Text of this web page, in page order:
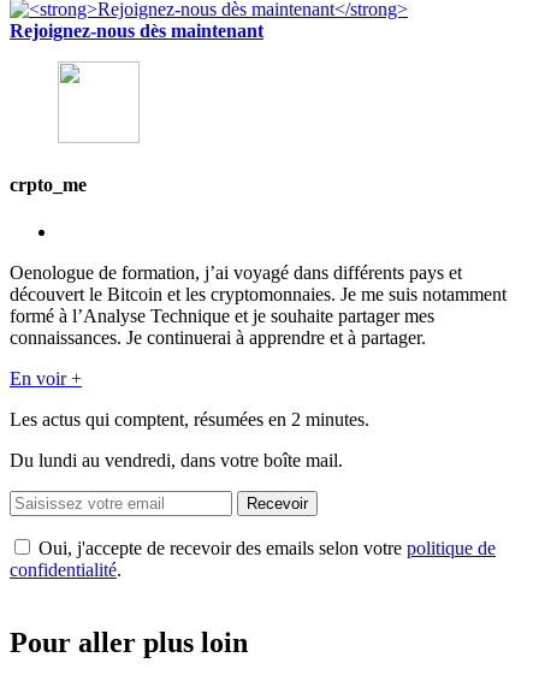
Rejoignez-nous dès maintenant
crpto_me
Oenologue de formation, j’ai voyagé dans différents pays et
découvert le Bitcoin et les cryptomonnaies. Je me suis notamment
formé à l’Analyse Technique et je souhaite partager mes
connaissances. Je continuerai à apprendre et à partager.
En voir +
Les actus qui comptent, résumées en 2 minutes.
Du lundi au vendredi, dans votre boîte mail.
Recevoir
Oui, j'accepte de recevoir des emails selon votre politique de
confidentialité.
Pour aller plus loin